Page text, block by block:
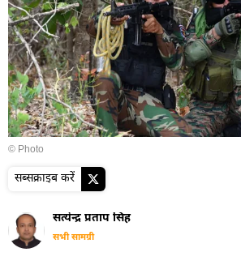
© Photo
सब्सक्राइब करें
सत्येन्द्र प्रताप सिंह
सभी सामग्री